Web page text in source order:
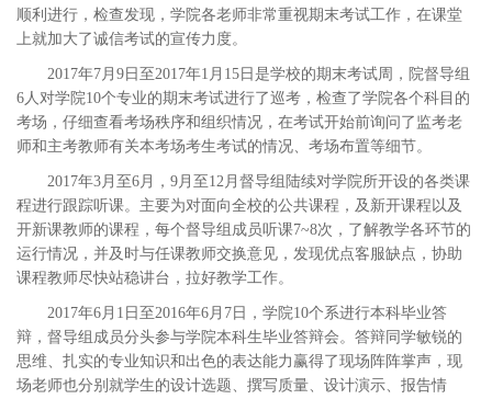
顺利进行，检查发现，学院各老师非常重视期末考试工作，在课堂
上就加大了诚信考试的宣传力度。
2017年7月9日至2017年1月15日是学校的期末考试周，院督导组
6人对学院10个专业的期末考试进行了巡考，检查了学院各个科目的
考场，仔细查看考场秩序和组织情况，在考试开始前询问了监考老
师和主考教师有关本考场考生考试的情况、考场布置等细节。
2017年3月至6月，9月至12月督导组陆续对学院所开设的各类课
程进行跟踪听课。主要为对面向全校的公共课程，及新开课程以及
开新课教师的课程，每个督导组成员听课7~8次，了解教学各环节的
运行情况，并及时与任课教师交换意见，发现优点客服缺点，协助
课程教师尽快站稳讲台，拉好教学工作。
2017年6月1日至2016年6月7日，学院10个系进行本科毕业答
辩，督导组成员分头参与学院本科生毕业答辩会。答辩同学敏锐的
思维、扎实的专业知识和出色的表达能力赢得了现场阵阵掌声，现
场老师也分别就学生的设计选题、撰写质量、设计演示、报告情